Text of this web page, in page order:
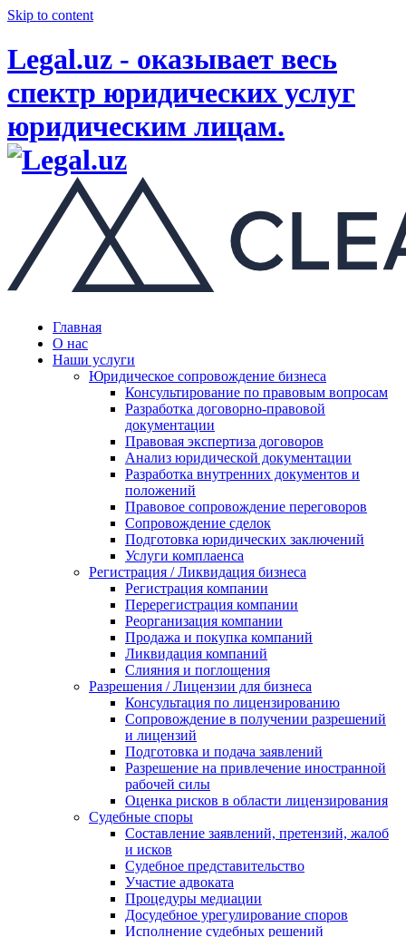
Skip to content
Legal.uz - оказывает весь
спектр юридических услуг
юридическим лицам.
Главная
О нас
Наши услуги
Юридическое сопровождение бизнеса
Консультирование по правовым вопросам
Разработка договорно-правовой
документации
Правовая экспертиза договоров
Анализ юридической документации
Разработка внутренних документов и
положений
Правовое сопровождение переговоров
Сопровождение сделок
Подготовка юридических заключений
Услуги комплаенса
Регистрация / Ликвидация бизнеса
Регистрация компании
Перерегистрация компании
Реорганизация компании
Продажа и покупка компаний
Ликвидация компаний
Слияния и поглощения
Разрешения / Лицензии для бизнеса
Консультация по лицензированию
Сопровождение в получении разрешений
и лицензий
Подготовка и подача заявлений
Разрешение на привлечение иностранной
рабочей силы
Оценка рисков в области лицензирования
Судебные споры
Составление заявлений, претензий, жалоб
и исков
Судебное представительство
Участие адвоката
Процедуры медиации
Досудебное урегулирование споров
Исполнение судебных решений